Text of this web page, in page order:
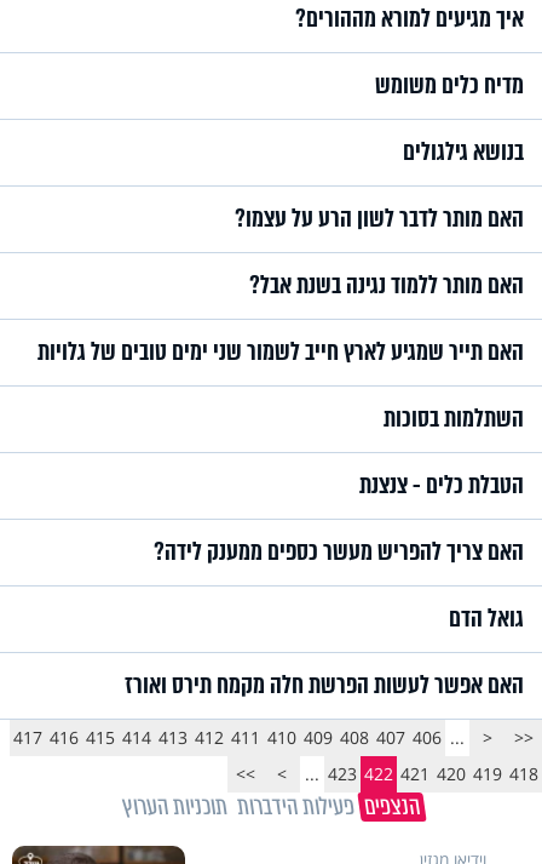
איך מגיעים למורא מההורים?
מדיח כלים משומש
בנושא גילגולים
האם מותר לדבר לשון הרע על עצמו?
האם מותר ללמוד נגינה בשנת אבל?
האם תייר שמגיע לארץ חייב לשמור שני ימים טובים של גלויות
השתלמות בסוכות
הטבלת כלים - צנצנת
האם צריך להפריש מעשר כספים ממענק לידה?
גואל הדם
האם אפשר לעשות הפרשת חלה מקמח תירס ואורז
<<
<
...
406
407
408
409
410
411
412
413
414
415
416
417
418
419
420
421
422
423
...
>
>>
הנצפים פעילות הידברות תוכניות הערוץ